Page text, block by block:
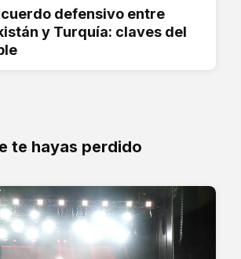
defensivo entre
y Turquía: claves del
te hayas perdido